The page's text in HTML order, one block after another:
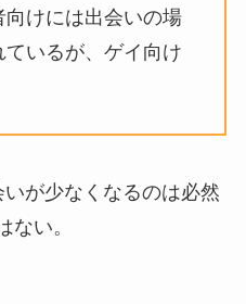
向けには出会いの場
いるが、ゲイ向け
が少なくなるのは必然
ない。